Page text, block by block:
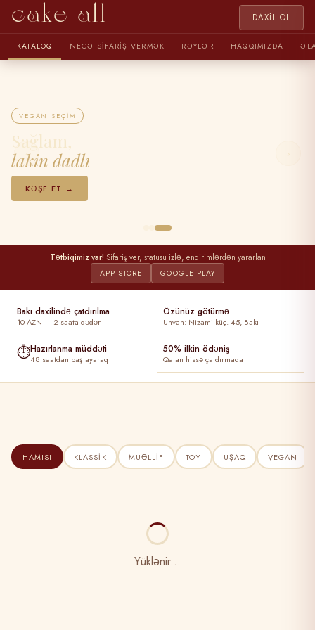
cake all DAXIL OL
KATALOQ NECƏ SIFARIŞ VERMƏK RƏYLƏR HAQQIMIZDA
VEGAN SEÇIM
Sağlam,
lakin dadlı
KƏŞF ET →
‹ ›
Tətbiqimiz var! Sifariş ver, statusu izlə, endirimlərdən yararlan
APP STORE GOOGLE PLAY
Bakı daxilində çatdırılma
10 AZN — 2 saata qədər
Özünüz götürmə
Ünvan: Nizami küç. 45, Bakı
⏱Hazırlanma müddəti
48 saatdan başlayaraq
50% ilkin ödəniş
Qalan hissə çatdırmada
HAMISI KLASSIK MÜƏLLIF TOY UŞAQ VEGAN
Yüklənir...